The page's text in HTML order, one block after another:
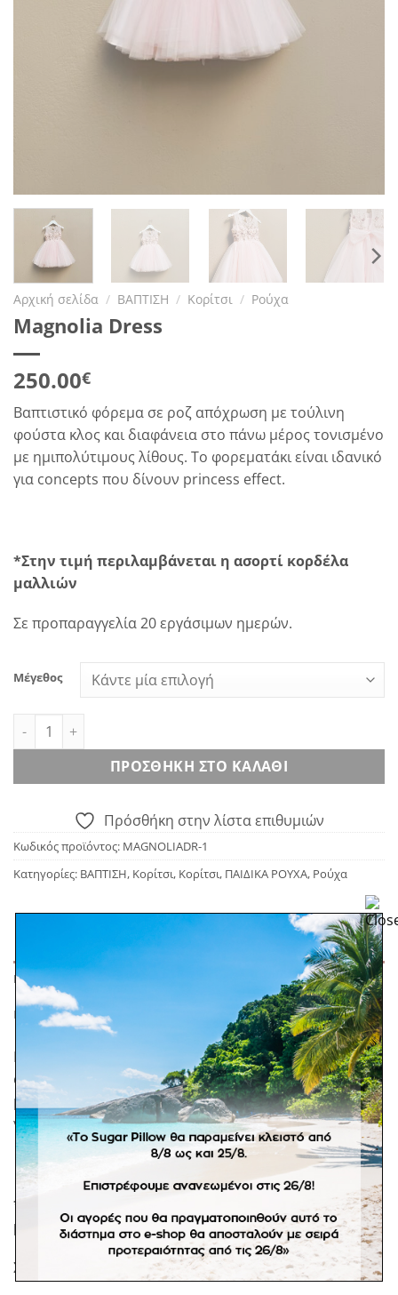
Αρχική σελίδα / ΒΑΠΤΙΣΗ / Κορίτσι / Ρούχα
Magnolia Dress
250.00€
Βαπτιστικό φόρεμα σε ροζ απόχρωση με τούλινη
φούστα κλος και διαφάνεια στο πάνω μέρος τονισμένο
με ημιπολύτιμους λίθους. Το φορεματάκι είναι ιδανικό
για concepts που δίνουν princess effect.
*Στην τιμή περιλαμβάνεται η ασορτί κορδέλα
μαλλιών
Σε προπαραγγελία 20 εργάσιμων ημερών.
Μέγεθος
Magnolia Dress ποσότητα
ΠΡΟΣΘΉΚΗ ΣΤΟ ΚΑΛΆΘΙ
Πρόσθήκη στην λίστα επιθυμιών
Κωδικός προϊόντος: MAGNOLIADR-1
Κατηγορίες: ΒΑΠΤΙΣΗ, Κορίτσι, Κορίτσι, ΠΑΙΔΙΚΑ ΡΟΥΧΑ, Ρούχα
ΠΕΡΙΓΡΑΦΉ
ΕΠΙΠΛΈΟΝ ΠΛΗΡΟΦΟΡΊΕΣ
Βαπτιστικό φόρεμα σε ροζ απόχρωση με τούλινη
φούστα κλος και διαφάνεια στο πάνω μέρος τονισμένο
με ημιπολύτιμους λίθους. Το φορεματάκι είναι ιδανικό
για concepts που δίνουν princess effect.
*Στην τιμή περιλαμβάνεται η ασορτί κορδέλα
μαλλιών
Σε προπαραγγελία 20 εργάσιμων ημερών.